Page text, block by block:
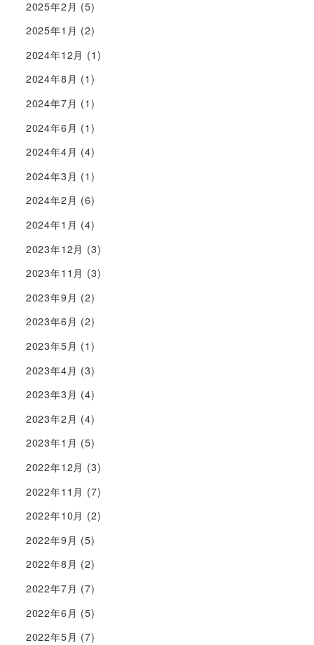
2025年2月 (5)
2025年1月 (2)
2024年12月 (1)
2024年8月 (1)
2024年7月 (1)
2024年6月 (1)
2024年4月 (4)
2024年3月 (1)
2024年2月 (6)
2024年1月 (4)
2023年12月 (3)
2023年11月 (3)
2023年9月 (2)
2023年6月 (2)
2023年5月 (1)
2023年4月 (3)
2023年3月 (4)
2023年2月 (4)
2023年1月 (5)
2022年12月 (3)
2022年11月 (7)
2022年10月 (2)
2022年9月 (5)
2022年8月 (2)
2022年7月 (7)
2022年6月 (5)
2022年5月 (7)